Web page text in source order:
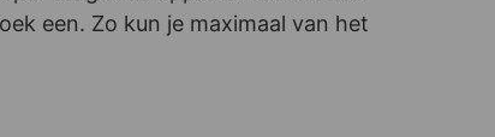
een. Zo kun je maximaal van het